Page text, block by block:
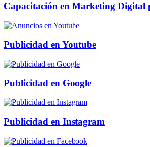
Capacitación en Marketing Digital
Publicidad en Youtube
Publicidad en Google
Publicidad en Instagram